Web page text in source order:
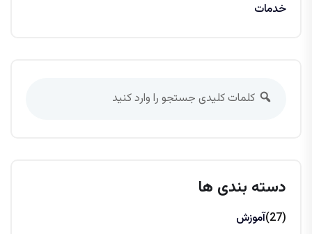
خدمات
دسته بندی ها
آموزش (27)